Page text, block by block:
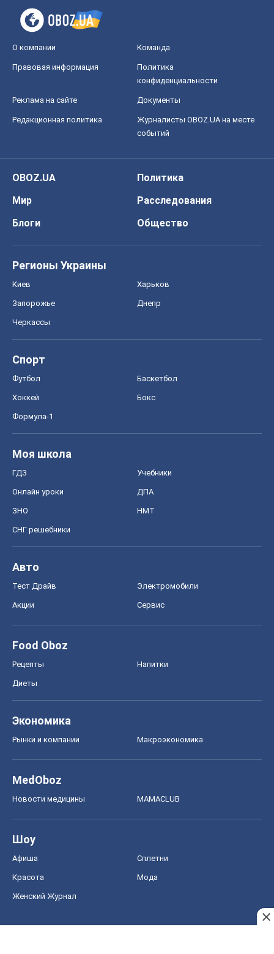
О компании Команда
Правовая информация
Политика
конфиденциальности
Реклама на сайте Документы
Редакционная политика
Журналисты OBOZ.UA на месте
событий
OBOZ.UA
Политика
Мир
Расследования
Блоги
Общество
Регионы Украины
Киев Харьков
Запорожье Днепр
Черкассы
Спорт
Футбол Баскетбол
Хоккей Бокс
Формула-1
Моя школа
ГДЗ Учебники
Онлайн уроки ДПА
ЗНО НМТ
СНГ решебники
Авто
Тест Драйв Электромобили
Акции Сервис
Food Oboz
Рецепты Напитки
Диеты
Экономика
Рынки и компании Mакроэкономика
MedOboz
Новости медицины MAMACLUB
Шоу
Афиша Сплетни
Красота Мода
Женский Журнал